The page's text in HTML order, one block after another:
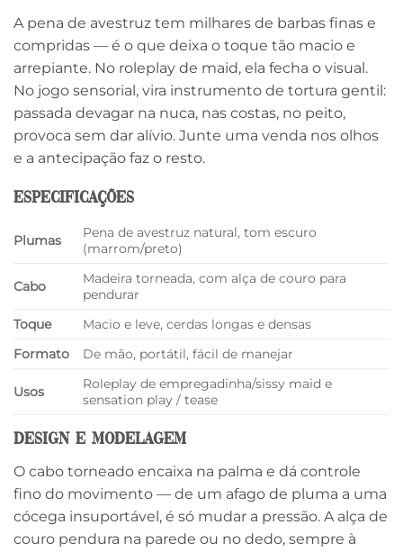
A pena de avestruz tem milhares de barbas finas e
compridas — é o que deixa o toque tão macio e
arrepiante. No roleplay de maid, ela fecha o visual.
No jogo sensorial, vira instrumento de tortura gentil:
passada devagar na nuca, nas costas, no peito,
provoca sem dar alívio. Junte uma venda nos olhos
e a antecipação faz o resto.
Especificações
Plumas
Pena de avestruz natural, tom escuro
(marrom/preto)
Cabo
Madeira torneada, com alça de couro para
pendurar
Toque
Macio e leve, cerdas longas e densas
Formato
De mão, portátil, fácil de manejar
Usos
Roleplay de empregadinha/sissy maid e
sensation play / tease
Design e modelagem
O cabo torneado encaixa na palma e dá controle
fino do movimento — de um afago de pluma a uma
cócega insuportável, é só mudar a pressão. A alça de
couro pendura na parede ou no dedo, sempre à